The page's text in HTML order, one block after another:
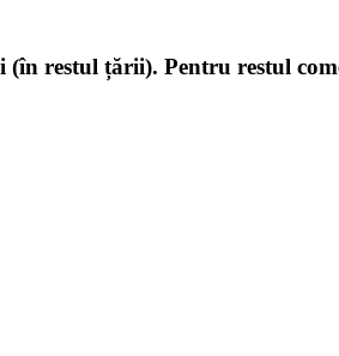
restul țării). Pentru restul